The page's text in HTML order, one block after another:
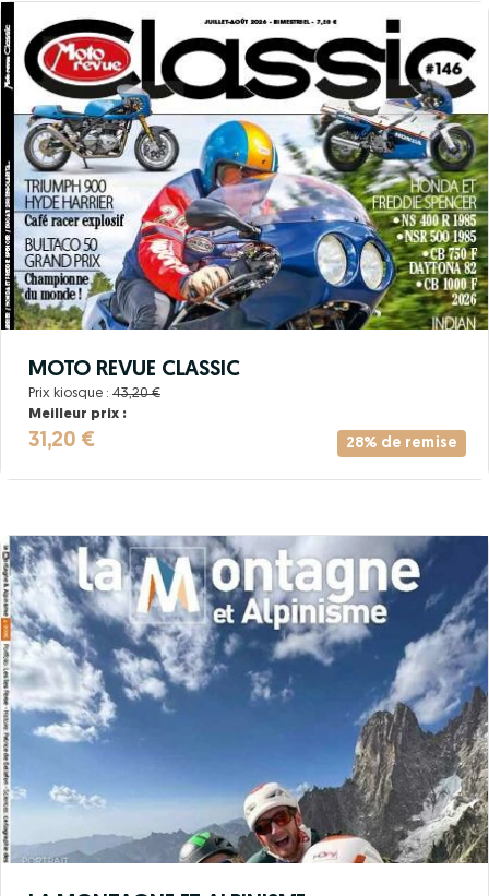
28% de remise
MOTO REVUE CLASSIC
Prix kiosque : 43,20 €
Meilleur prix :
31,20 €